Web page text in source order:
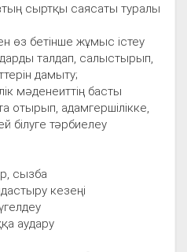
сыртқы саясаты туралы
өз бетінше жұмыс істеу
талдап, салыстырып,
дамыту;
мәденеиттің басты
отырып, адамгершілікке,
білуге тәрбиелеу
сызба
кезеңі
аудару